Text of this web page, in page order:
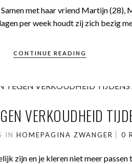
met haar vriend Martijn (28),
per week houdt zij zich bezig
CONTINUE READING
VERKOUDHEID
INHOMEPAGINA ZWANGER 0
zijn en je kleren niet meer